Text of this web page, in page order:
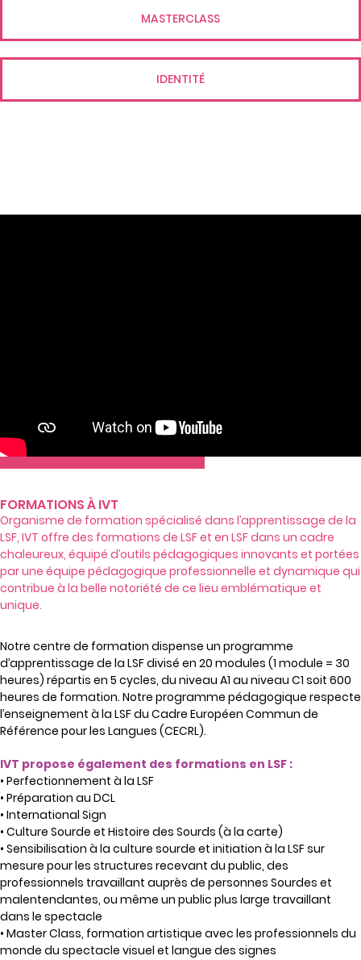
MASTERCLASS
IDENTITÉ
FORMATIONS À IVT
Organisme de formation spécialisé dans l’apprentissage de la
LSF, IVT offre des formations de LSF et en LSF dans un cadre
chaleureux, équipé d’outils pédagogiques innovants et portées
par une équipe pédagogique professionnelle et dynamique qui
contribue à la belle notoriété de ce lieu emblématique et
unique.
Notre centre de formation dispense un programme
d’apprentissage de la LSF divisé en 20 modules (1 module = 30
heures) répartis en 5 cycles, du niveau A1 au niveau C1 soit 600
heures de formation. Notre programme pédagogique respecte
l’enseignement à la LSF du Cadre Européen Commun de
Référence pour les Langues (CECRL).
IVT propose également des formations en LSF :
• Perfectionnement à la LSF
• Préparation au DCL
• International Sign
• Culture Sourde et Histoire des Sourds (à la carte)
• Sensibilisation à la culture sourde et initiation à la LSF sur
mesure pour les structures recevant du public, des
professionnels travaillant auprès de personnes Sourdes et
malentendantes, ou même un public plus large travaillant
dans le spectacle
• Master Class, formation artistique avec les professionnels du
monde du spectacle visuel et langue des signes